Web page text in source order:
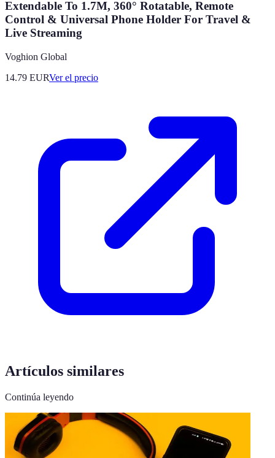
Extendable To 1.7M, 360° Rotatable, Remote
Control & Universal Phone Holder For Travel &
Live Streaming
Voghion Global
14.79 EURVer el precio
Artículos similares
Continúa leyendo